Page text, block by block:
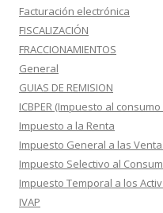
Facturación electrónica
FISCALIZACIÓN
FRACCIONAMIENTOS
General
GUIAS DE REMISION
ICBPER (Impuesto al
Impuesto a la Renta
Impuesto General a las
Impuesto Selectivo al
Impuesto Temporal a los
IVAP